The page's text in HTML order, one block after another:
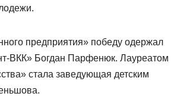
предприятия» победу одержал
ВКК» Богдан Парфенюк. Лауреатом
стала заведующая детским